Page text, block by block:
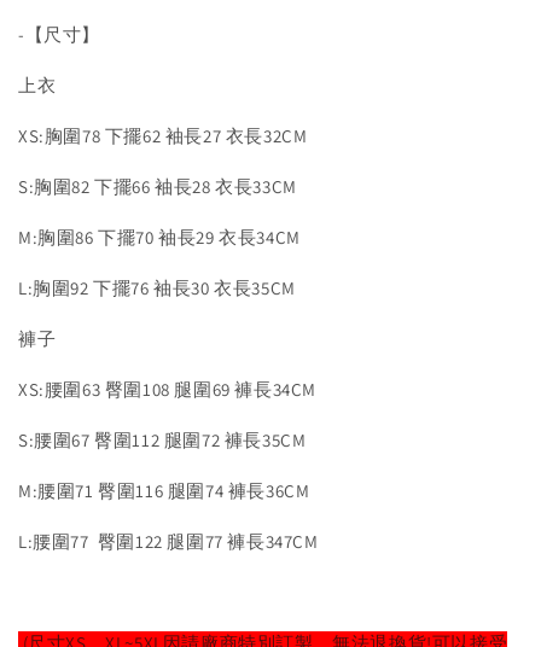
-【尺寸】
上衣
XS:胸圍78 下擺62 袖長27 衣長32CM
S:胸圍82 下擺66 袖長28 衣長33CM
M:胸圍86 下擺70 袖長29 衣長34CM
L:胸圍92 下擺76 袖長30 衣長35CM
褲子
XS:腰圍63 臀圍108 腿圍69 褲長34CM
S:腰圍67 臀圍112 腿圍72 褲長35CM
M:腰圍71 臀圍116 腿圍74 褲長36CM
L:腰圍77 臀圍122 腿圍77 褲長347CM